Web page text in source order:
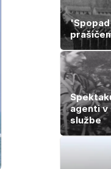
agenti v
službe